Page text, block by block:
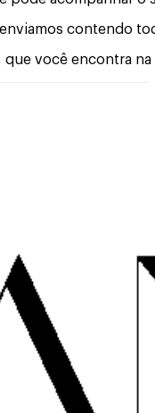
contendo
que você encontra na